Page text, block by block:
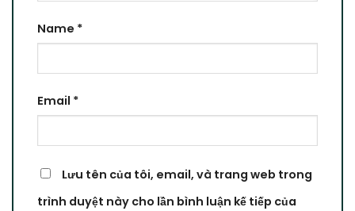
Name *
Email *
Lưu tên của tôi, email, và trang web trong
trình duyệt này cho lần bình luận kế tiếp của